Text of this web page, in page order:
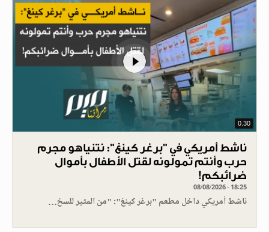
0.30
ناشط أمريكي في "برغر كينغ": نتنياهو مجرم
حرب وأنتم تمولونه لقتل الأطفال بأموال
ضرائبكم!
08/08/2026 - 18:25
ناشط أمريكي داخل مطعم "برغر كينغ": "من المثير للسخ…